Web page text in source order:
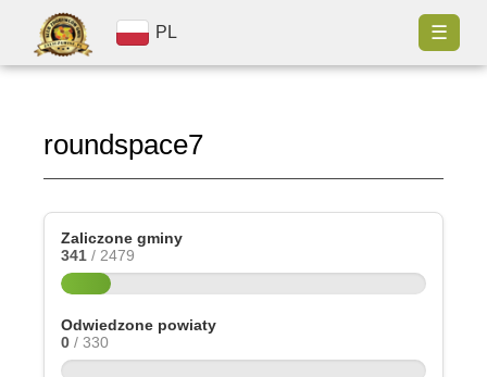
PL ☰
roundspace7
Zaliczone gminy
341 / 2479
Odwiedzone powiaty
0 / 330